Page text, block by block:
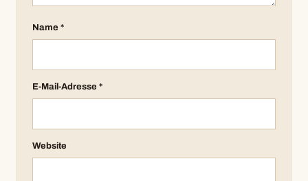
Name *
E-Mail-Adresse *
Website